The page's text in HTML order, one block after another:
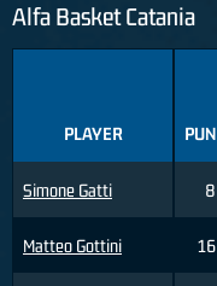
Alfa Basket Catania
PLAYER
Simone Gatti
Matteo Gottini
PUN
8
16